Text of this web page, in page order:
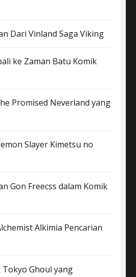
Dari Vinland Saga Viking
ke Zaman Batu Komik
Promised Neverland yang
Slayer Kimetsu no
Gon Freecss dalam Komik
Alkimia Pencarian
Ghoul yang